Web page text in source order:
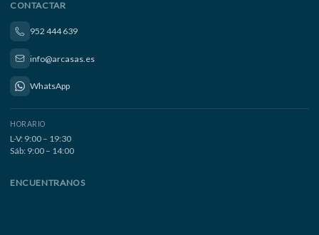
CONTACTAR
952 444 639
info@arcasas.es
WhatsApp
HORARIO
L-V: 9:00 – 19:30
Sáb: 9:00 – 14:00
ENCUENTRANOS